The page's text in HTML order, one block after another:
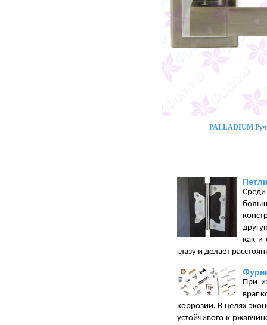
PALLADIUM
как и
глазу и делает
При
враг
коррозии. В целях
устойчивого к